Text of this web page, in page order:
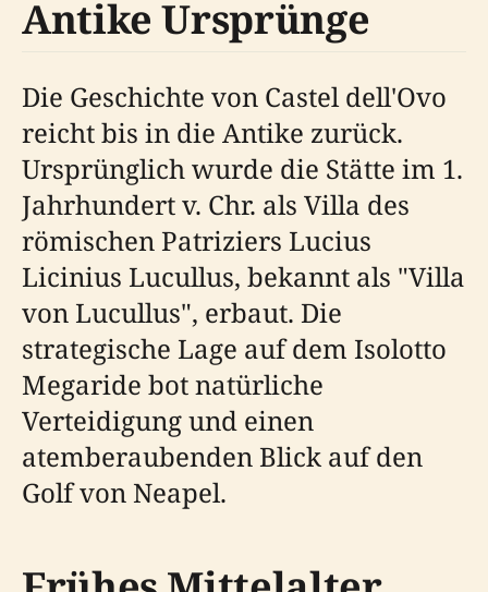
Antike Ursprünge
Die Geschichte von Castel dell'Ovo
reicht bis in die Antike zurück.
Ursprünglich wurde die Stätte im 1.
Jahrhundert v. Chr. als Villa des
römischen Patriziers Lucius
Licinius Lucullus, bekannt als "Villa
von Lucullus", erbaut. Die
strategische Lage auf dem Isolotto
Megaride bot natürliche
Verteidigung und einen
atemberaubenden Blick auf den
Golf von Neapel.